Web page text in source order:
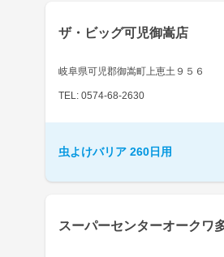
ザ・ビッグ可児御嵩店
岐阜県可児郡御嵩町上恵土９５６
TEL: 0574-68-2630
虫よけバリア 260日用
スーパーセンターオークワ